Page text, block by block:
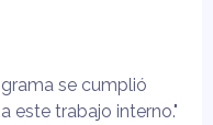
se cumplió
este trabajo interno."